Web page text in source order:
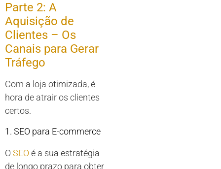
Parte 2: A
Aquisição de
Clientes – Os
Canais para Gerar
Tráfego
Com a loja otimizada, é
hora de atrair os clientes
certos.
1. SEO para E-commerce
O SEO é a sua estratégia
de longo prazo para obter